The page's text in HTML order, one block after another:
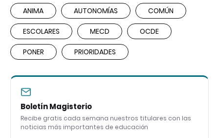
ANIMA AUTONOMÍAS COMÚN
ESCOLARES MECD OCDE
PONER PRIORIDADES
Boletín Magisterio
Recibe gratis cada semana nuestros titulares con las
noticias más importantes de educación